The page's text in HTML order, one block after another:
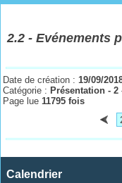
2.2-Evénements
Date de création : 19/09/
Catégorie : Présentation -
Page lue 11795 fois
Calendrier